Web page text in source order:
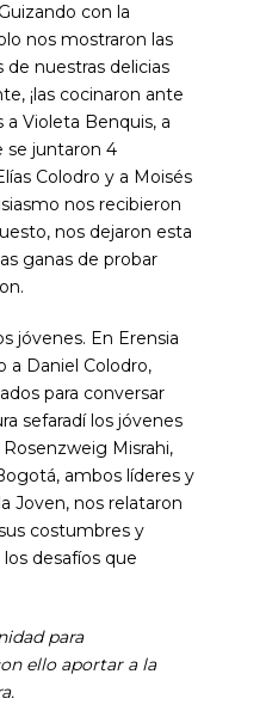
con la
nos mostraron las
nuestras delicias
¡las cocinaron ante
Violeta Benquis, a
se juntaron 4
Colodro y a Moisés
nos recibieron
nos dejaron esta
ganas de probar
jóvenes. En Erensia
a Daniel Colodro,
para conversar
sefaradí los jóvenes
Misrahi,
ambos líderes y
Joven, nos relataron
costumbres y
desafíos que
para
ello aportar a la